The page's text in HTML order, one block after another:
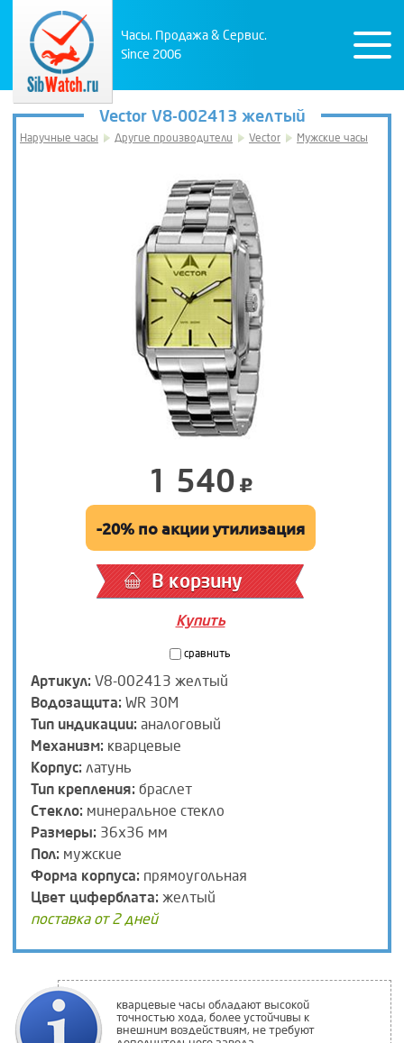
Часы. Продажа & Сервис.
Since 2006
Vector V8-002413 желтый
Наручные часы Другие производители Vector Мужские часы
1 540
-20% по акции утилизация
В корзину
Купить
сравнить
Артикул: V8-002413 желтый
Водозащита: WR 30M
Тип индикации: аналоговый
Механизм: кварцевые
Корпус: латунь
Тип крепления: браслет
Стекло: минеральное стекло
Размеры: 36х36 мм
Пол: мужские
Форма корпуса: прямоугольная
Цвет циферблата: желтый
поставка от 2 дней
кварцевые часы обладают высокой
точностью хода, более устойчивы к
внешним воздействиям, не требуют